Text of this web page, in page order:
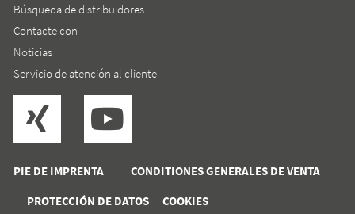
PIE DE IMPRENTA
CONDITIONES GENERALES DE VENTA
PROTECCIÓN DE DATOS
COOKIES
Búsqueda de distribuidores
Contacte con
Noticias
Servicio de atención al cliente